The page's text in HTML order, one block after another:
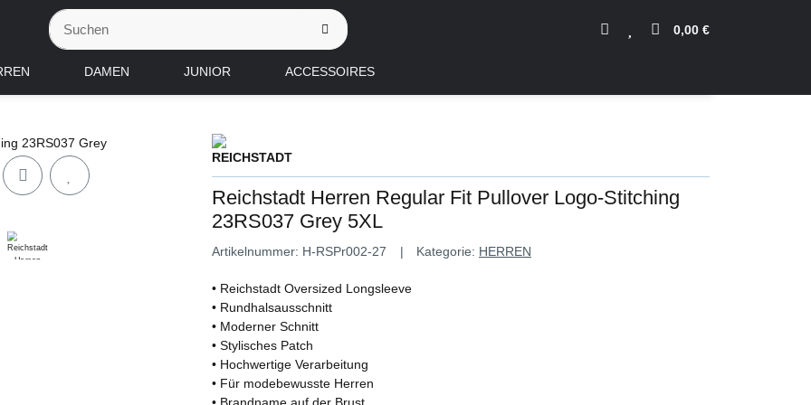
0,00 €
DAMEN JUNIOR ACCESSOIRES
Reichstadt Herren Regular Fit Pullover Logo-Stitching
23RS037 Grey 5XL
Artikelnummer: H-RSPr002-27 Kategorie: HERREN
• Reichstadt Oversized Longsleeve
• Rundhalsausschnitt
• Moderner Schnitt
• Stylisches Patch
• Hochwertige Verarbeitung
• Für modebewusste Herren
• Brandname auf der Brust